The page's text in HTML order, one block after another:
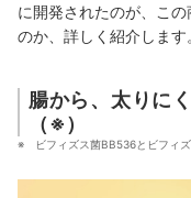
に開発されたのが、こ
のか、詳しく紹介します
腸から、太りに
（※）
ビフィズス菌BB536とビフィ